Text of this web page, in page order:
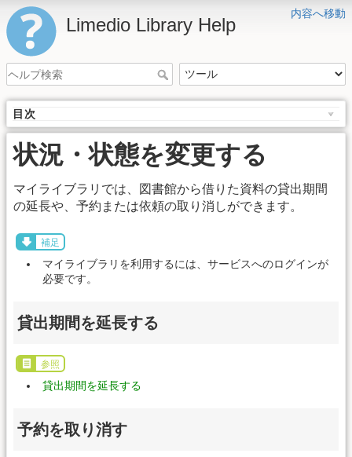
内容へ移動
Limedio Library Help
目次
状況・状態を変更する
マイライブラリでは、図書館から借りた資料の貸出期間
の延長や、予約または依頼の取り消しができます。
補足
マイライブラリを利用するには、サービスへのログインが
必要です。
貸出期間を延長する
参照
貸出期間を延長する
予約を取り消す